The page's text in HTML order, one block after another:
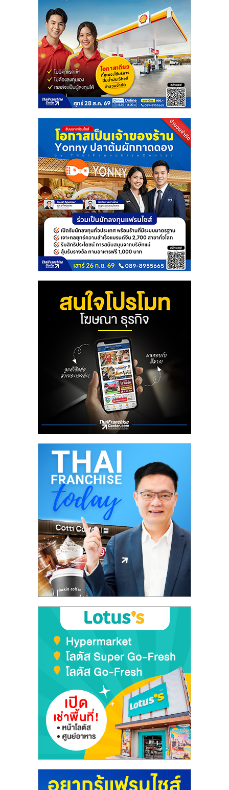
ไชส์
ขาย
แฟ
ไชส์
แฟ
ขาย
ปรึกษา
การ
ลงทุน
และ
ขยาย
ไชส์,